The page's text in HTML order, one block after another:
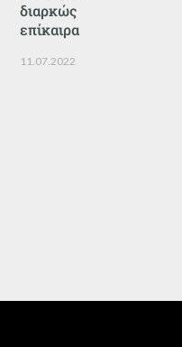
διαρκώς
επίκαιρα
11.07.2022